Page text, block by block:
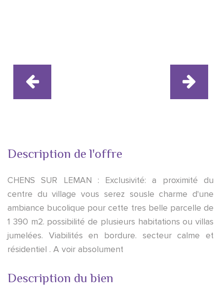
Description de l'offre
CHENS SUR LEMAN : Exclusivité: a proximité du
centre du village vous serez sousle charme d'une
ambiance bucolique pour cette tres belle parcelle de
1 390 m2. possibilité de plusieurs habitations ou villas
jumelées. Viabilités en bordure. secteur calme et
résidentiel . A voir absolument
Description du bien